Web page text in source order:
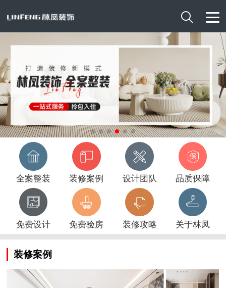

全案整装 装修案例 设计团队 品质保障
免费设计 免费验房 装修攻略 关于林凤
装修案例